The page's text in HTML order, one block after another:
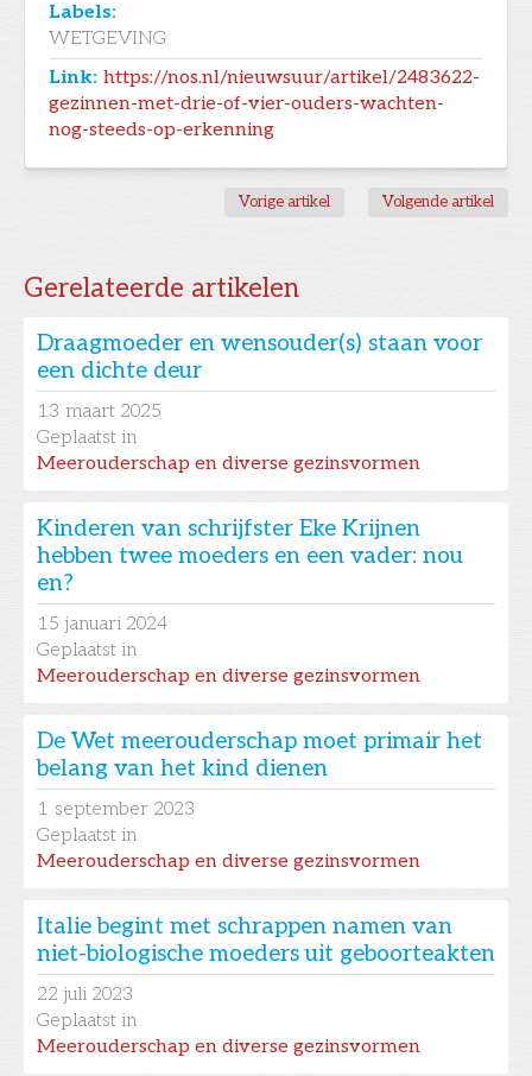
Labels:
WETGEVING
Link: https://nos.nl/nieuwsuur/artikel/2483622-
gezinnen-met-drie-of-vier-ouders-wachten-
nog-steeds-op-erkenning
Vorige artikel Volgende artikel
Gerelateerde artikelen
Draagmoeder en wensouder(s) staan voor
een dichte deur
13 maart 2025
Geplaatst in
Meerouderschap en diverse gezinsvormen
Kinderen van schrijfster Eke Krijnen
hebben twee moeders en een vader: nou
en?
15 januari 2024
Geplaatst in
Meerouderschap en diverse gezinsvormen
De Wet meerouderschap moet primair het
belang van het kind dienen
1 september 2023
Geplaatst in
Meerouderschap en diverse gezinsvormen
Italie begint met schrappen namen van
niet-biologische moeders uit geboorteakten
22 juli 2023
Geplaatst in
Meerouderschap en diverse gezinsvormen